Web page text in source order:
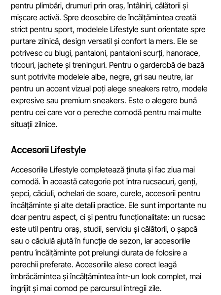
pentru plimbări, drumuri prin oraș, întâlniri, călătorii și
mișcare activă. Spre deosebire de încălțămintea creată
strict pentru sport, modelele Lifestyle sunt orientate spre
purtare zilnică, design versatil și confort la mers. Ele se
potrivesc cu blugi, pantaloni, pantaloni scurți, hanorace,
tricouri, jachete și treninguri. Pentru o garderobă de bază
sunt potrivite modelele albe, negre, gri sau neutre, iar
pentru un accent vizual poți alege sneakers retro, modele
expresive sau premium sneakers. Este o alegere bună
pentru cei care vor o pereche comodă pentru mai multe
situații zilnice.
Accesorii Lifestyle
Accesoriile Lifestyle completează ținuta și fac ziua mai
comodă. În această categorie pot intra rucsacuri, genți,
șepci, căciuli, ochelari de soare, curele, accesorii pentru
încălțăminte și alte detalii practice. Ele sunt importante nu
doar pentru aspect, ci și pentru funcționalitate: un rucsac
este util pentru oraș, studii, serviciu și călătorii, o șapcă
sau o căciulă ajută în funcție de sezon, iar accesoriile
pentru încălțăminte pot prelungi durata de folosire a
perechii preferate. Accesoriile alese corect leagă
îmbrăcămintea și încălțămintea într-un look complet, mai
îngrijit și mai comod pe parcursul întregii zile.